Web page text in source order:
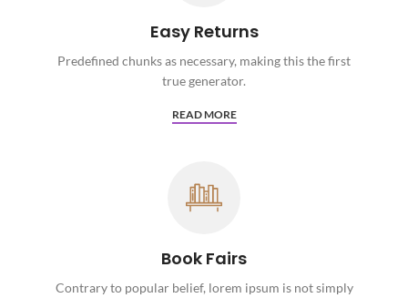
Easy Returns
Predefined chunks as necessary, making this the first
true generator.
READ MORE
Book Fairs
Contrary to popular belief, lorem ipsum is not simply